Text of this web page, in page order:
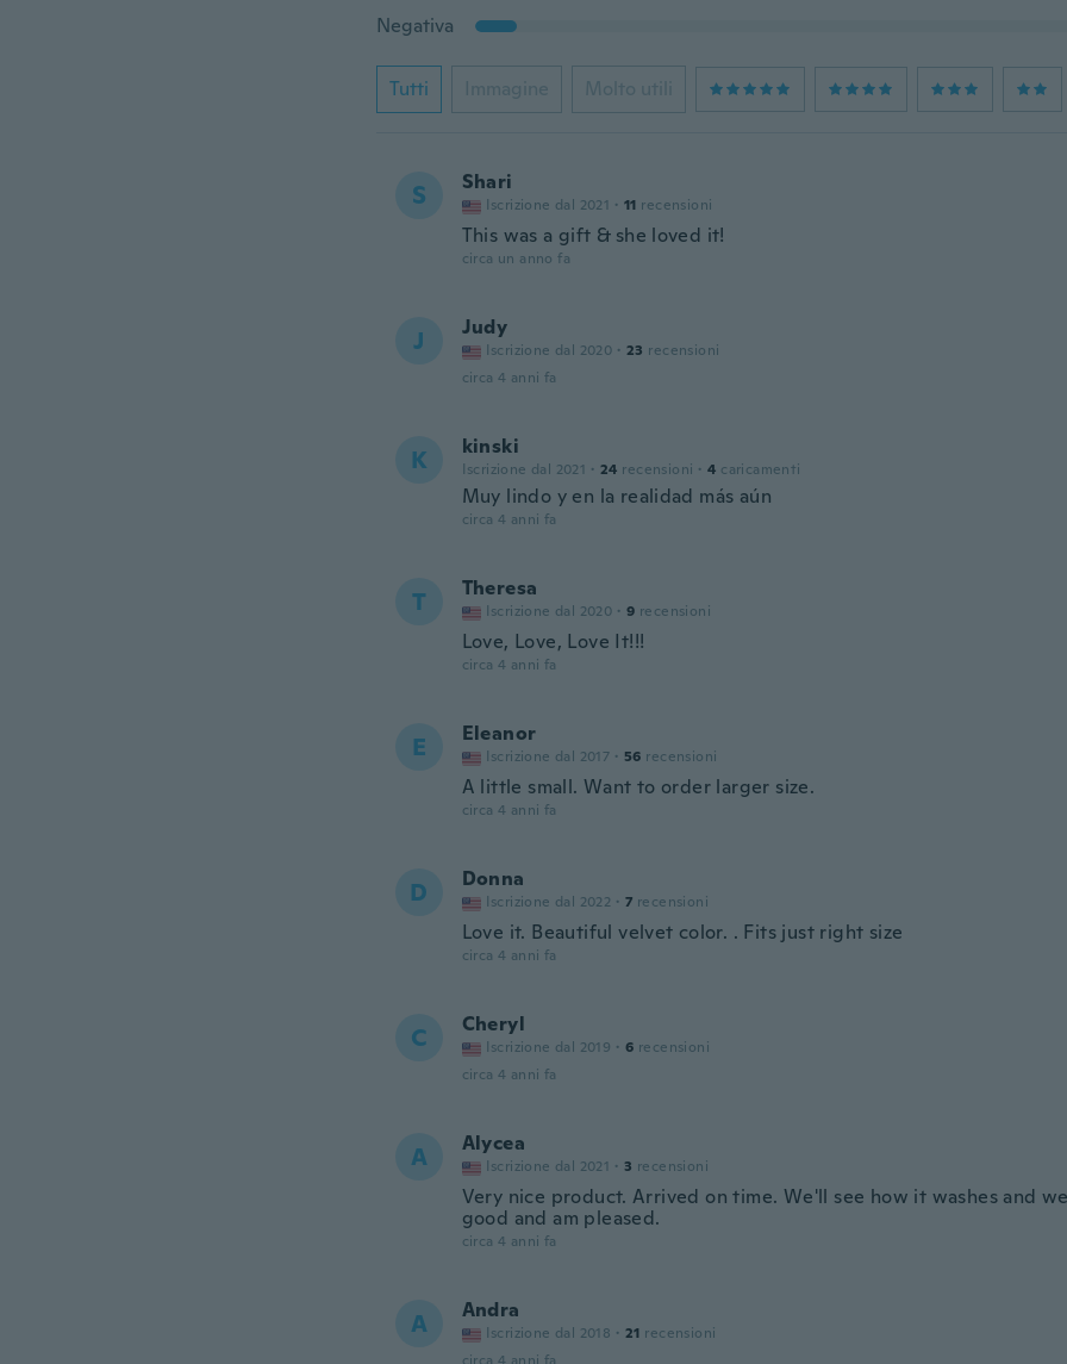
Negativa
Tutti Immagine Molto utili
S Shari
Iscrizione dal 2021 · 11 recensioni
This was a gift & she loved it!
circa un anno fa
J Judy
Iscrizione dal 2020 · 23 recensioni
circa 4 anni fa
K kinski
Iscrizione dal 2021 · 24 recensioni · 4 caricamenti
Muy lindo y en la realidad más aún
circa 4 anni fa
T Theresa
Iscrizione dal 2020 · 9 recensioni
Love, Love, Love It!!!
circa 4 anni fa
E Eleanor
Iscrizione dal 2017 · 56 recensioni
A little small. Want to order larger size.
circa 4 anni fa
D Donna
Iscrizione dal 2022 · 7 recensioni
Love it. Beautiful velvet color. . Fits just right size
circa 4 anni fa
C Cheryl
Iscrizione dal 2019 · 6 recensioni
circa 4 anni fa
A Alycea
Iscrizione dal 2021 · 3 recensioni
Very nice product. Arrived on time. We'll see how it washes and
good and am pleased.
circa 4 anni fa
A Andra
Iscrizione dal 2018 · 21 recensioni